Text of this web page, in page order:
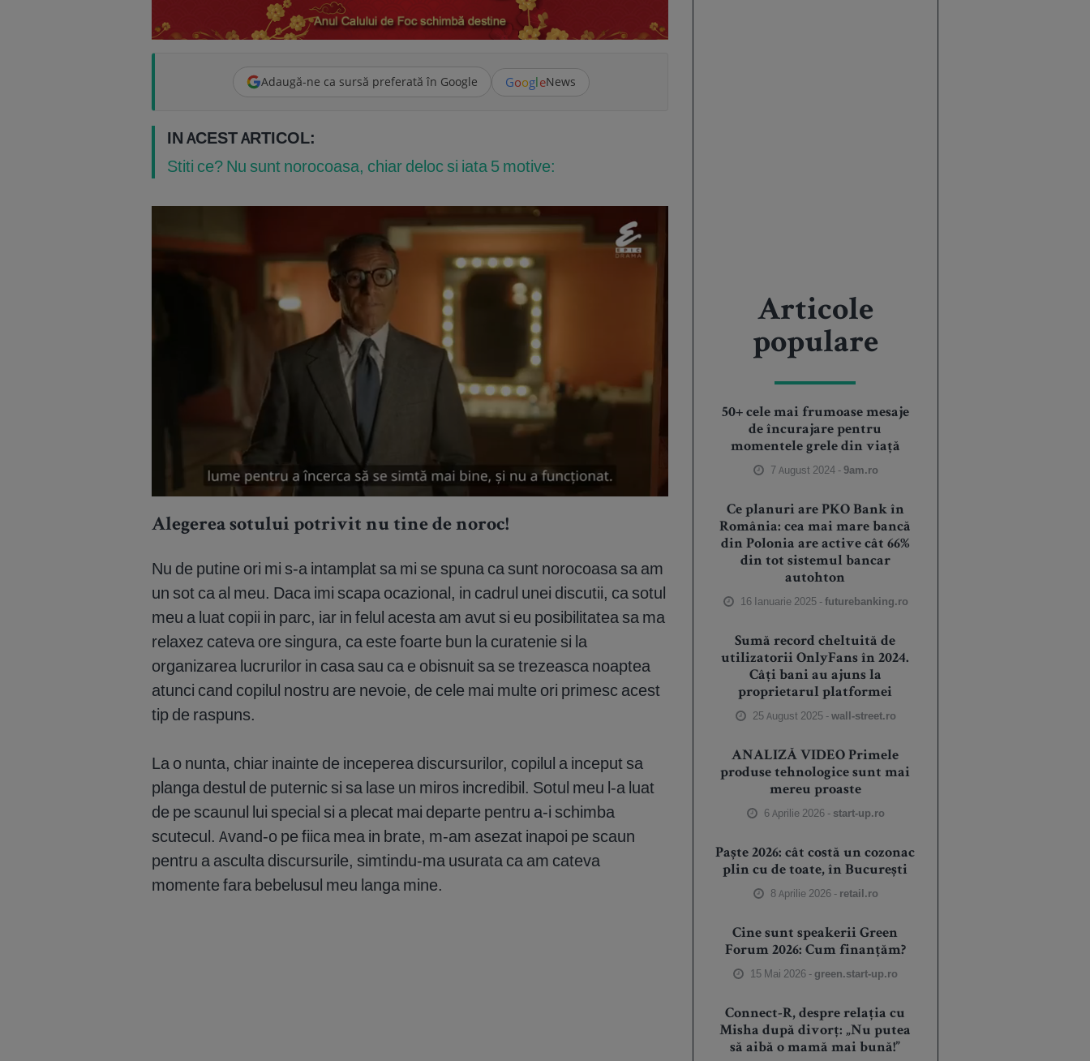
Adaugă-ne ca sursă preferată în Google GoogleNews
IN ACEST ARTICOL:
Stiti ce? Nu sunt norocoasa, chiar deloc si iata 5 motive:
Alegerea sotului potrivit nu tine de noroc!
Nu de putine ori mi s-a intamplat sa mi se spuna ca sunt norocoasa sa am
un sot ca al meu. Daca imi scapa ocazional, in cadrul unei discutii, ca sotul
meu a luat copii in parc, iar in felul acesta am avut si eu posibilitatea sa ma
relaxez cateva ore singura, ca este foarte bun la curatenie si la
organizarea lucrurilor in casa sau ca e obisnuit sa se trezeasca noaptea
atunci cand copilul nostru are nevoie, de cele mai multe ori primesc acest
tip de raspuns.
La o nunta, chiar inainte de inceperea discursurilor, copilul a inceput sa
planga destul de puternic si sa lase un miros incredibil. Sotul meu l-a luat
de pe scaunul lui special si a plecat mai departe pentru a-i schimba
scutecul. Avand-o pe fiica mea in brate, m-am asezat inapoi pe scaun
pentru a asculta discursurile, simtindu-ma usurata ca am cateva
momente fara bebelusul meu langa mine.
Articole
populare
50+ cele mai frumoase mesaje
de încurajare pentru
momentele grele din viață
7 August 2024 -9am.ro
Ce planuri are PKO Bank în
România: cea mai mare bancă
din Polonia are active cât 66%
din tot sistemul bancar
autohton
16 Ianuarie 2025 -futurebanking.ro
Sumă record cheltuită de
utilizatorii OnlyFans în 2024.
Câți bani au ajuns la
proprietarul platformei
25 August 2025 -wall-street.ro
ANALIZĂ VIDEO Primele
produse tehnologice sunt mai
mereu proaste
6 Aprilie 2026 - start-up.ro
Paște 2026: cât costă un cozonac
plin cu de toate, în București
8 Aprilie 2026 - retail.ro
Cine sunt speakerii Green
Forum 2026: Cum finanțăm?
15 Mai 2026 - green.start-up.ro
Connect-R, despre relația cu
Misha după divorț: „Nu putea
să aibă o mamă mai bună!”